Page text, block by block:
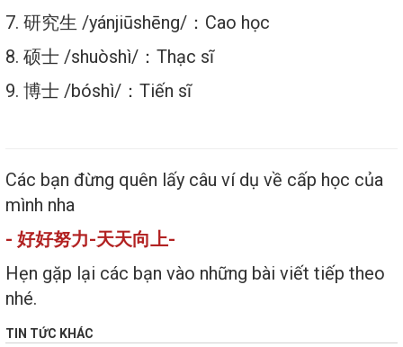
7. 研究生 /yánjiūshēng/：Cao học
8. 硕士 /shuòshì/：Thạc sĩ
9. 博士 /bóshì/：Tiến sĩ
Các bạn đừng quên lấy câu ví dụ về cấp học của
mình nha
- 好好努力-天天向上-
Hẹn gặp lại các bạn vào những bài viết tiếp theo
nhé.
TIN TỨC KHÁC